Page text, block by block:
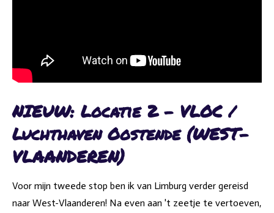
NIEUW: Locatie 2 - VLOC /
Luchthaven Oostende (WEST-
VLAANDEREN)
Voor mijn tweede stop ben ik van Limburg verder gereisd
naar West-Vlaanderen! Na even aan 't zeetje te vertoeven,